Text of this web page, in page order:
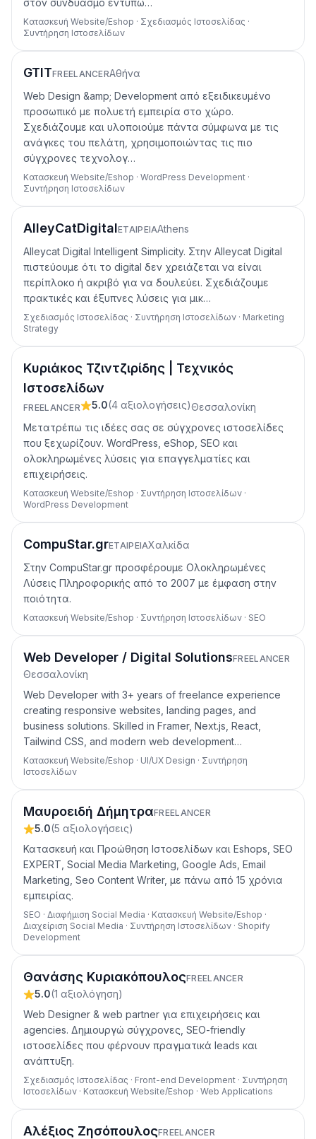
στον συνδυασμό εντυπω…
Κατασκευή Website/Eshop · Σχεδιασμός Ιστοσελίδας ·
Συντήρηση Ιστοσελίδων
GTITFREELANCERΑθήνα
Web Design &amp; Development από εξειδικευμένο
προσωπικό με πολυετή εμπειρία στο χώρο.
Σχεδιάζουμε και υλοποιούμε πάντα σύμφωνα με τις
ανάγκες του πελάτη, χρησιμοποιώντας τις πιο
σύγχρονες τεχνολογ…
Κατασκευή Website/Eshop · WordPress Development ·
Συντήρηση Ιστοσελίδων
AlleyCatDigitalΕΤΑΙΡΕΊΑAthens
Alleycat Digital Intelligent Simplicity. Στην Alleycat Digital
πιστεύουμε ότι το digital δεν χρειάζεται να είναι
περίπλοκο ή ακριβό για να δουλεύει. Σχεδιάζουμε
πρακτικές και έξυπνες λύσεις για μικ…
Σχεδιασμός Ιστοσελίδας · Συντήρηση Ιστοσελίδων · Marketing
Strategy
Κυριάκος Τζιντζιρίδης | Τεχνικός
Ιστοσελίδων
FREELANCER 5.0(4 αξιολογήσεις)Θεσσαλονίκη
Μετατρέπω τις ιδέες σας σε σύγχρονες ιστοσελίδες
που ξεχωρίζουν. WordPress, eShop, SEO και
ολοκληρωμένες λύσεις για επαγγελματίες και
επιχειρήσεις.
Κατασκευή Website/Eshop · Συντήρηση Ιστοσελίδων ·
WordPress Development
CompuStar.grΕΤΑΙΡΕΊΑΧαλκίδα
Στην CompuStar.gr προσφέρουμε Ολοκληρωμένες
Λύσεις Πληροφορικής από το 2007 με έμφαση στην
ποιότητα.
Κατασκευή Website/Eshop · Συντήρηση Ιστοσελίδων · SEO
Web Developer / Digital SolutionsFREELANCER
Θεσσαλονίκη
Web Developer with 3+ years of freelance experience
creating responsive websites, landing pages, and
business solutions. Skilled in Framer, Next.js, React,
Tailwind CSS, and modern web development…
Κατασκευή Website/Eshop · UI/UX Design · Συντήρηση
Ιστοσελίδων
Μαυροειδή ΔήμητραFREELANCER
5.0(5 αξιολογήσεις)
Κατασκευή και Προώθηση Ιστοσελίδων και Eshops, SEO
EXPERT, Social Media Marketing, Google Ads, Email
Marketing, Seo Content Writer, με πάνω από 15 χρόνια
εμπειρίας.
SEO · Διαφήμιση Social Media · Κατασκευή Website/Eshop ·
Διαχείριση Social Media · Συντήρηση Ιστοσελίδων · Shopify
Development
Θανάσης ΚυριακόπουλοςFREELANCER
5.0(1 αξιολόγηση)
Web Designer & web partner για επιχειρήσεις και
agencies. Δημιουργώ σύγχρονες, SEO-friendly
ιστοσελίδες που φέρνουν πραγματικά leads και
ανάπτυξη.
Σχεδιασμός Ιστοσελίδας · Front-end Development · Συντήρηση
Ιστοσελίδων · Κατασκευή Website/Eshop · Web Applications
Αλέξιος ΖησόπουλοςFREELANCER